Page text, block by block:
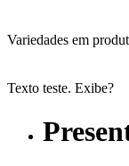
Variedades em
Texto teste. Exibe?